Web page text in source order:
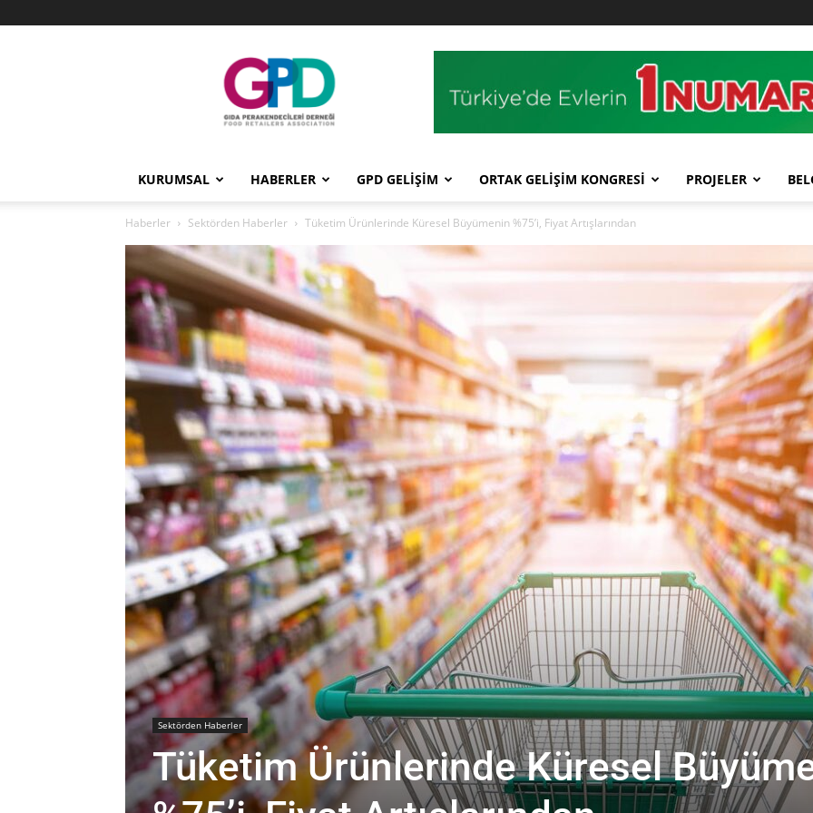
GPD
KURUMSAL HABERLER GPD GELİŞİM ORTAK GELİŞİM KONGRESİ PROJELER
Haberler Sektörden Haberler Tüketim Ürünlerinde Küresel Büyümenin %75’i, Fiyat Artışlarından
Sektörden Haberler
Tüketim Ürünlerinde Küresel